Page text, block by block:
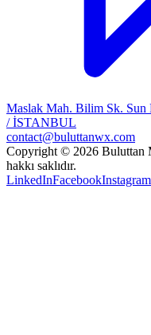
Maslak Mah. Bilim Sk. Sun
/ İSTANBUL
contact@buluttanwx.com
Copyright © 2026 Buluttan
hakkı saklıdır.
LinkedInFacebookInstagram